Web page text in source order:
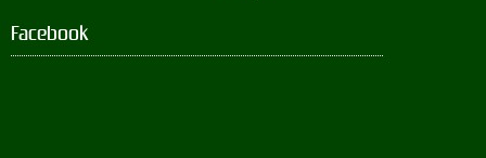
Facebook